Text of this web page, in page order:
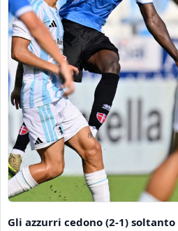
Gli azzurri cedono (2-1)